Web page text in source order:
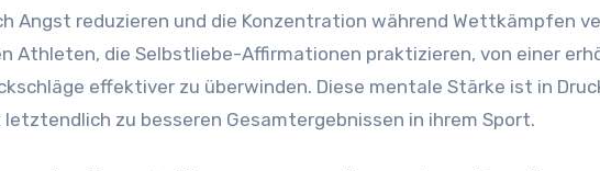
Angst reduzieren und die Konzentration während Wettkämpfen
Athleten, die Selbstliebe-Affirmationen praktizieren, von einer
effektiver zu überwinden. Diese mentale Stärke ist in
zu besseren Gesamtergebnissen in ihrem Sport.